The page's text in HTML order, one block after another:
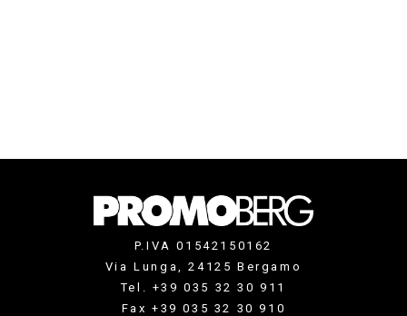
P.IVA 01542150162
Via Lunga, 24125 Bergamo
Tel. +39 035 32 30 911
Fax +39 035 32 30 910